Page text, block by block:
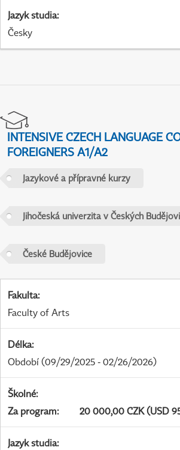
Jazyk studia:
Česky
INTENSIVE CZECH LANGUAGE
FOREIGNERS A1/A2
Jazykové a přípravné kurzy
Jihočeská univerzita v Českých
České Budějovice
Fakulta:
Faculty of Arts
Délka:
Období (09/29/2025 - 02/26/2026)
Školné:
Za program: 20 000,00 CZK (USD
Jazyk studia: